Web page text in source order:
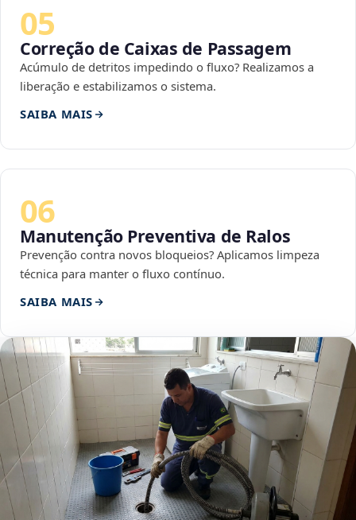
05
Correção de Caixas de Passagem
Acúmulo de detritos impedindo o fluxo? Realizamos a
liberação e estabilizamos o sistema.
SAIBA MAIS
06
Manutenção Preventiva de Ralos
Prevenção contra novos bloqueios? Aplicamos limpeza
técnica para manter o fluxo contínuo.
SAIBA MAIS